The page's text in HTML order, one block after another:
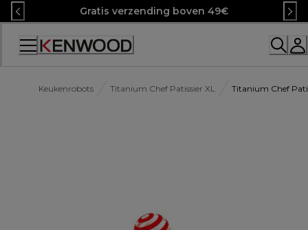
Skip
to
Content
Gratis verzending boven 49€
Accessibility
Keukenrobots Titanium Chef Patissier XL Titanium Chef